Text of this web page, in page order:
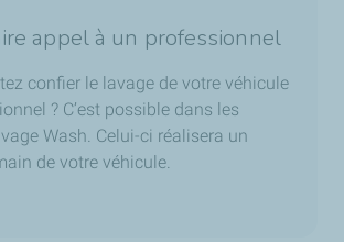
appel à un professionnel
confier le lavage de votre véhicule
? C’est possible dans les
Wash. Celui-ci réalisera un
de votre véhicule.